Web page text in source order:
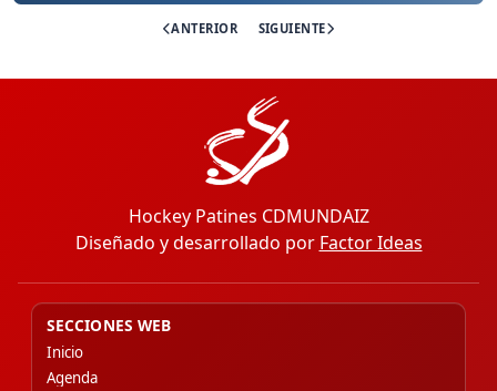
ANTERIOR SIGUIENTE
Hockey Patines CDMUNDAIZ
Diseñado y desarrollado por Factor Ideas
SECCIONES WEB
Inicio
Agenda